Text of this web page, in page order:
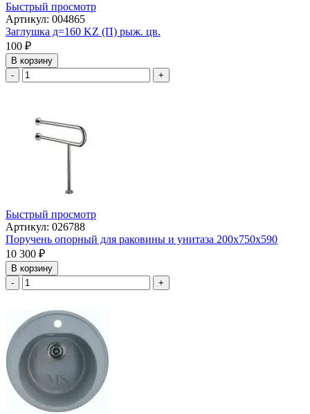
Быстрый просмотр
Артикул: 004865
Заглушка д=160 KZ (П) рыж. цв.
100 ₽
В корзину
-
+
Быстрый просмотр
Артикул: 026788
Поручень опорный для раковины и унитаза 200х750х590
10 300 ₽
В корзину
-
+